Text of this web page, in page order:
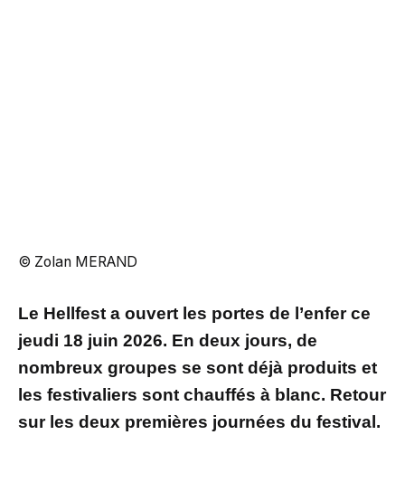
© Zolan MERAND
Le Hellfest a ouvert les portes de l’enfer ce
jeudi 18 juin 2026. En deux jours, de
nombreux groupes se sont déjà produits et
les festivaliers sont chauffés à blanc. Retour
sur les deux premières journées du festival.